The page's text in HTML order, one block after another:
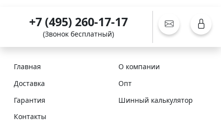
+7 (495) 260-17-17
(Звонок бесплатный)
Главная
О компании
Доставка
Опт
Гарантия
Шинный калькулятор
Контакты